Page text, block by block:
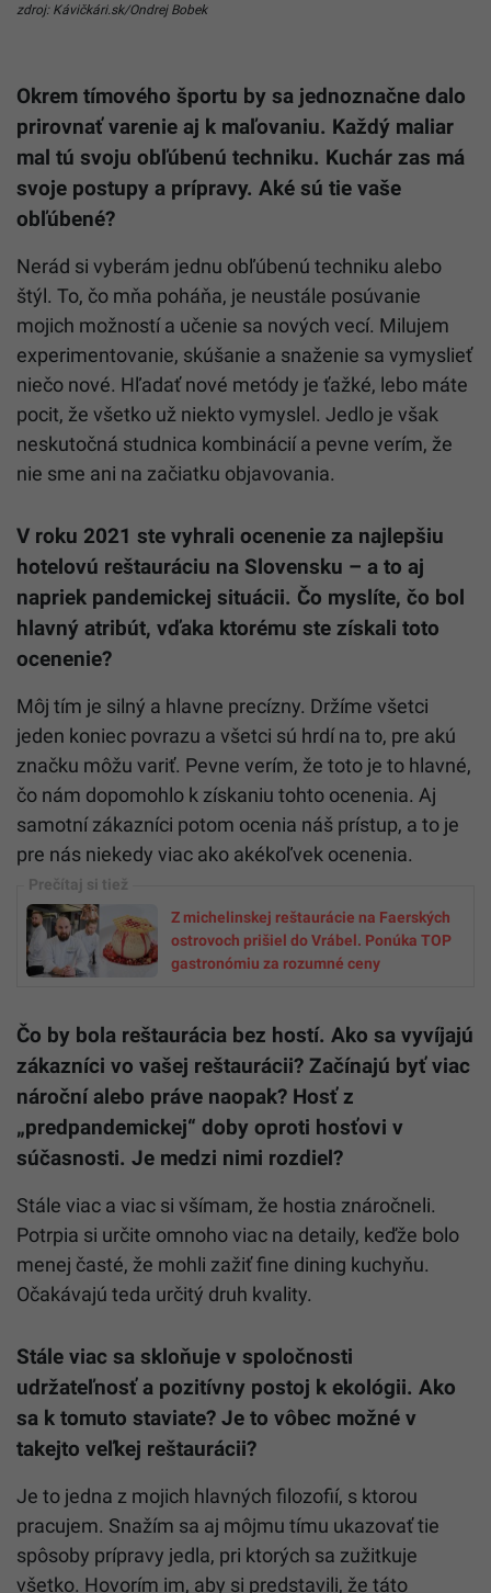
zdroj: Kávičkári.sk/Ondrej Bobek
Okrem tímového športu by sa jednoznačne dalo
prirovnať varenie aj k maľovaniu. Každý maliar
mal tú svoju obľúbenú techniku. Kuchár zas má
svoje postupy a prípravy. Aké sú tie vaše
obľúbené?
Nerád si vyberám jednu obľúbenú techniku alebo
štýl. To, čo mňa poháňa, je neustále posúvanie
mojich možností a učenie sa nových vecí. Milujem
experimentovanie, skúšanie a snaženie sa vymyslieť
niečo nové. Hľadať nové metódy je ťažké, lebo máte
pocit, že všetko už niekto vymyslel. Jedlo je však
neskutočná studnica kombinácií a pevne verím, že
nie sme ani na začiatku objavovania.
V roku 2021 ste vyhrali ocenenie za najlepšiu
hotelovú reštauráciu na Slovensku – a to aj
napriek pandemickej situácii. Čo myslíte, čo bol
hlavný atribút, vďaka ktorému ste získali toto
ocenenie?
Môj tím je silný a hlavne precízny. Držíme všetci
jeden koniec povrazu a všetci sú hrdí na to, pre akú
značku môžu variť. Pevne verím, že toto je to hlavné,
čo nám dopomohlo k získaniu tohto ocenenia. Aj
samotní zákazníci potom ocenia náš prístup, a to je
pre nás niekedy viac ako akékoľvek ocenenia.
Z michelinskej reštaurácie na Faerských
ostrovoch prišiel do Vrábel. Ponúka TOP
gastronómiu za rozumné ceny
Čo by bola reštaurácia bez hostí. Ako sa vyvíjajú
zákazníci vo vašej reštaurácii? Začínajú byť viac
nároční alebo práve naopak? Hosť z
„predpandemickej“ doby oproti hosťovi v
súčasnosti. Je medzi nimi rozdiel?
Stále viac a viac si všímam, že hostia znáročneli.
Potrpia si určite omnoho viac na detaily, keďže bolo
menej časté, že mohli zažiť fine dining kuchyňu.
Očakávajú teda určitý druh kvality.
Stále viac sa skloňuje v spoločnosti
udržateľnosť a pozitívny postoj k ekológii. Ako
sa k tomuto staviate? Je to vôbec možné v
takejto veľkej reštaurácii?
Je to jedna z mojich hlavných filozofií, s ktorou
pracujem. Snažím sa aj môjmu tímu ukazovať tie
spôsoby prípravy jedla, pri ktorých sa zužitkuje
všetko. Hovorím im, aby si predstavili, že táto